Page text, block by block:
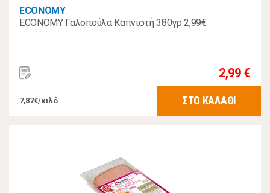
ECONOMY
ECONOMY Γαλοπούλα Καπνιστή 380γρ 2,99€
2,99 €
7,87€/κιλό ΣΤΟ ΚΑΛΑΘΙ